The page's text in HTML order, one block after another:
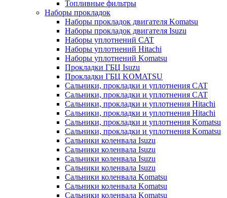
Топливные фильтры
Наборы прокладок
Наборы прокладок двигателя Komatsu
Наборы прокладок двигателя Isuzu
Наборы уплотнений CAT
Наборы уплотнений Hitachi
Наборы уплотнений Komatsu
Прокладки ГБЦ Isuzu
Прокладки ГБЦ KOMATSU
Сальники, прокладки и уплотнения CAT
Сальники, прокладки и уплотнения CAT
Сальники, прокладки и уплотнения Hitachi
Сальники, прокладки и уплотнения Hitachi
Сальники, прокладки и уплотнения Komatsu
Сальники, прокладки и уплотнения Komatsu
Сальники коленвала Isuzu
Сальники коленвала Isuzu
Сальники коленвала Isuzu
Сальники коленвала Isuzu
Сальники коленвала Komatsu
Сальники коленвала Komatsu
Сальники коленвала Komatsu